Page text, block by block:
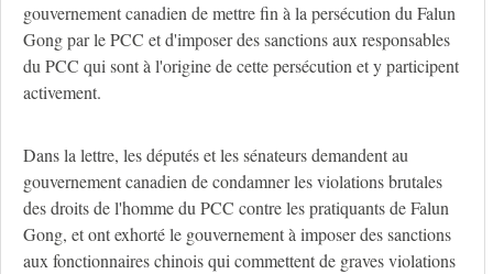
gouvernement canadien de mettre fin à la persécution du Falun
Gong par le PCC et d'imposer des sanctions aux responsables
du PCC qui sont à l'origine de cette persécution et y participent
activement.
Dans la lettre, les députés et les sénateurs demandent au
gouvernement canadien de condamner les violations brutales
des droits de l'homme du PCC contre les pratiquants de Falun
Gong, et ont exhorté le gouvernement à imposer des sanctions
aux fonctionnaires chinois qui commettent de graves violations